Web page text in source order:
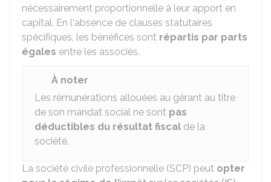
nécessairement proportionnelle à leur apport en
capital. En l'absence de clauses statutaires
spécifiques, les bénéfices sont répartis par parts
égales entre les associés.
À noter
Les rémunérations allouées au gérant au titre
de son mandat social ne sont pas
déductibles du résultat fiscal de la
société.
La société civile professionnelle (SCP) peut opter